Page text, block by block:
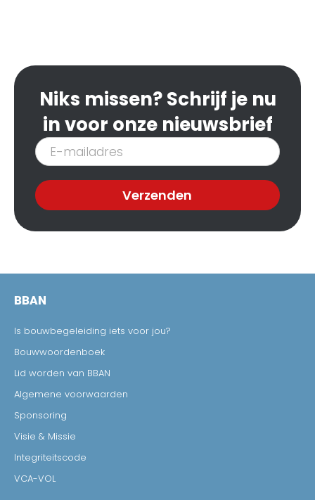
Niks missen? Schrijf je nu
in voor onze nieuwsbrief
Inschrijven
nieuwsbrief
Verzenden
BBAN
Is bouwbegeleiding iets voor jou?
Bouwwoordenboek
Lid worden van BBAN
Algemene voorwaarden
Sponsoring
Visie & Missie
Integriteitscode
VCA-VOL